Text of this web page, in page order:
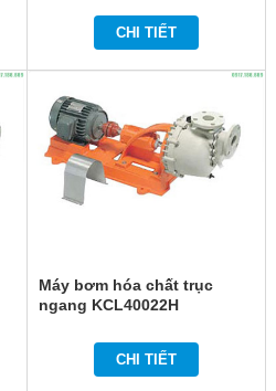
CHI TIẾT
Máy bơm hóa chất trục
ngang KCL40022H
CHI TIẾT